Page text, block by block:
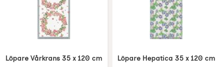
Löpare Vårkrans 35 x 120 cm Löpare Hepatica 35 x 120 cm